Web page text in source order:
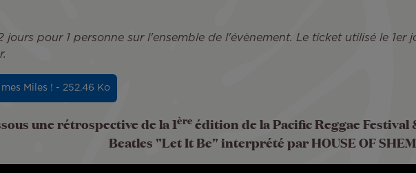
jours pour 1 personne sur l'ensemble de l'évènement. Le ticket utilisé le 1er
Miles ! - 252.46 Ko
une rétrospective de la 1ère édition de la Pacific Reggae
Beatles "Let It Be" interprété par HOUSE OF